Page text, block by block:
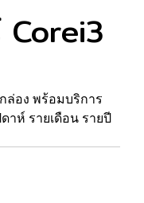
Corei3
ล่อง พร้อมบริการ
าห์ รายเดือน รายปี